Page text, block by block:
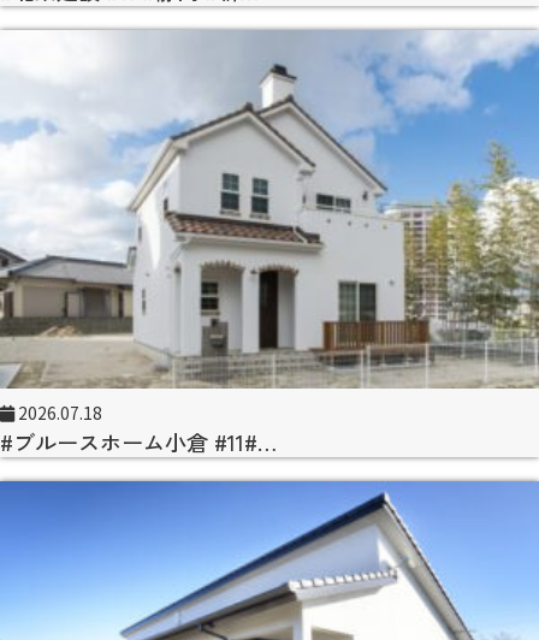
2026.07.18
#ブルースホーム小倉 #11#…